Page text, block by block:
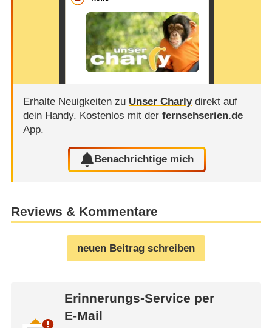
Erhalte Neuigkeiten zu Unser Charlydirekt auf
dein Handy. Kostenlos mit der fernsehserien.de
App.
Benachrichtige mich
Reviews & Kommentare
neuen Beitrag schreiben
Erinnerungs-Service per
E-Mail